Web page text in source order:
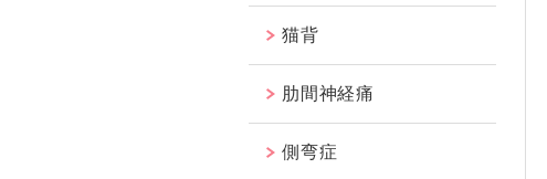
猫背
肋間神経痛
側弯症